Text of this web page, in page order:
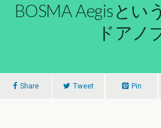
BOSMA Aegisとい
ドアノ
Share Tweet Pin